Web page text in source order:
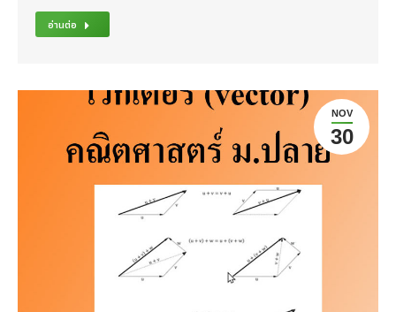
อ่านต่อ
NOV
30